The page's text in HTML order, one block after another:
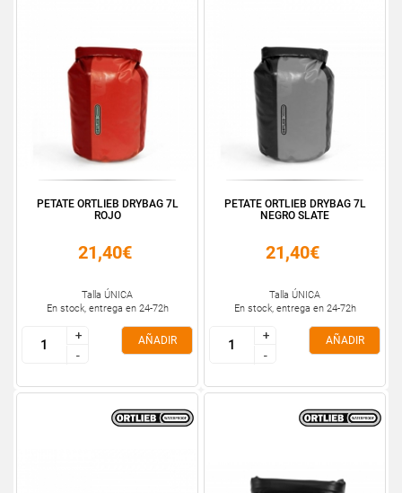
PETATE ORTLIEB DRYBAG 7L
ROJO
21,40€
Talla ÚNICA
En stock, entrega en 24-72h
+
-
+
-
AÑADIR
PETATE ORTLIEB DRYBAG 7L
NEGRO SLATE
21,40€
Talla ÚNICA
En stock, entrega en 24-72h
+
-
+
-
AÑADIR